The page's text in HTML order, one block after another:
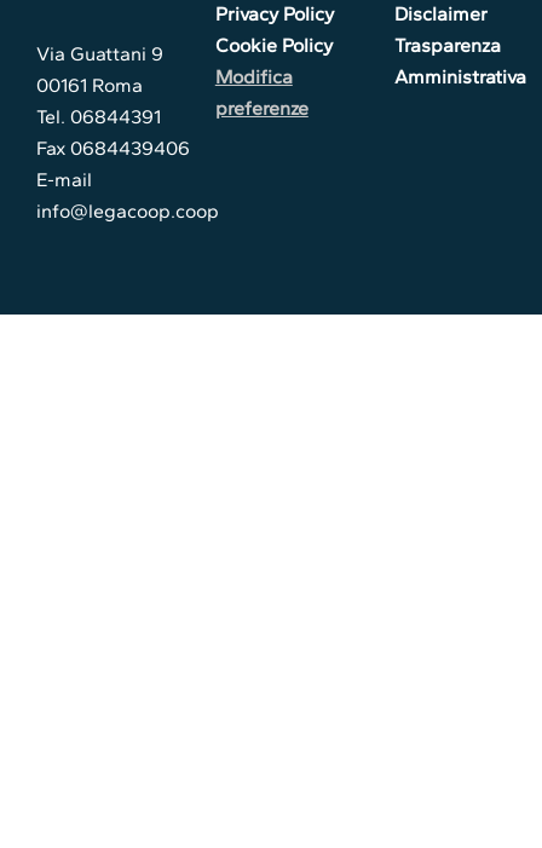
Via Guattani 9
00161 Roma
Tel. 06844391
Fax 0684439406
E-mail
info@legacoop.coop
Privacy Policy
Cookie Policy
Modifica
preferenze
Disclaimer
Trasparenza
Amministrativa